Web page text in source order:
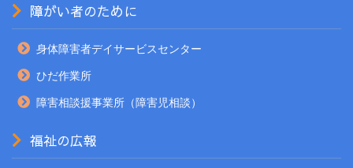
障がい者のために
身体障害者デイサービスセンター
ひだ作業所
障害相談援事業所（障害児相談）
福祉の広報